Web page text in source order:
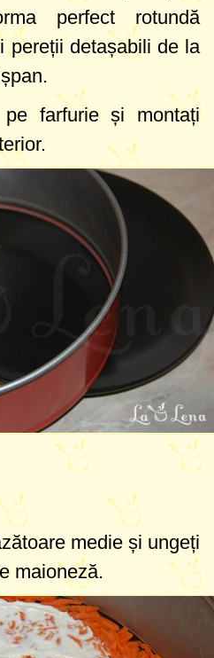
perfect rotundă
pereții detașabili de la
farfurie și montați
medie și ungeți
maioneză.